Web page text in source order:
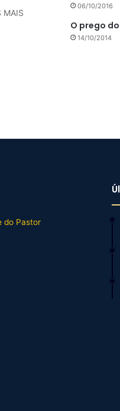
MAIS
06/10/2016
O prego
14/10/2014
do Pastor